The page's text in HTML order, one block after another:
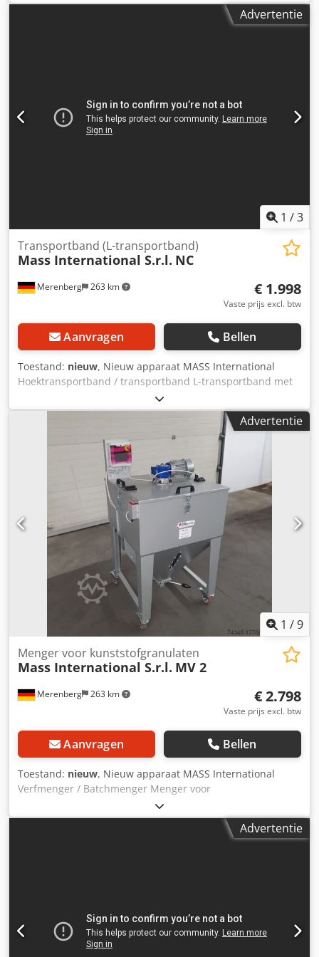
maximaal werkstukformaat: ca. 130 mm/170 mm,
maximaal afdrukdiameter: ca. 60 mm, maximaleAdvertentie
1 /3
Merenberg 263 km
Transportband (L-transportband)
Mass International S.r.l. NC
€ 1.998
Vaste prijs excl. btw
Aanvragen Bellen
Toestand: nieuw, Nieuw apparaat MASS International
Hoektransportband / transportband L-transportband met
vaste hoek van 35° Op korte termijn leverbaar MASS
International Hoektransportband NC1 Transportband met
vaste hoek en opvangplaten in het invoergedeelte
Voorbeeld zoals afgebeeld: NC 1 Invoergedeelte 600 mm
Stijggedeelte 1300 mm Nuttige breedte 250 mm
Buitenbreedte 305 mm (zonder motor) Chsdpfshm Axgox
Al Ssa Hoogte-uitvoer verstelbaar van 750 - 1050 mm Vaste
hoek tussen invoer- en stijggedeelte Hellingshoek variabel
instelbaar Dwarslat hoogte 30 mm Afstand tussen
dwarslatten 500 mm Bandsnelheid 3 m/min Mobiel op
zwenkbare stopwielen Optioneel: Andere afmetingen zie
standaard leverlijst Afmetingen op klantspecificatie FDA-
conforme band Aangepaste bandsnelheid etc.
Advertentie
1 /9
Merenberg 263 km
Menger voor kunststofgranulaten
Mass International S.r.l. MV 2
€ 2.798
Vaste prijs excl. btw
Aanvragen Bellen
Toestand: nieuw, Nieuw apparaat MASS International
Verfmenger / Batchmenger Menger voor
kunststofgranulaat Op korte termijn leverbaar uit voorraad
Voorbeeld: Menger MV 2 Stalen uitvoering Inhoud 200 liter
/ 120 kg granulaat Cedpfeu Ti Tvox Al Ssha Lengte 700 mm
Hoogte verstelbaar in stappen van 25 mm, Kijkvenster voor
vulpeilcontrole Besturing via schakelpaneel Interval- en
continu mengen instelbaar Beschrijving: MV batchmenger
Advertentie